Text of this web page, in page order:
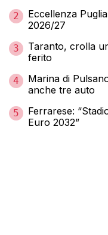
2
Eccellenza
2026/27
3
Taranto, crolla
ferito
4
Marina di
anche tre auto
5
Ferrarese:
Euro 2032”